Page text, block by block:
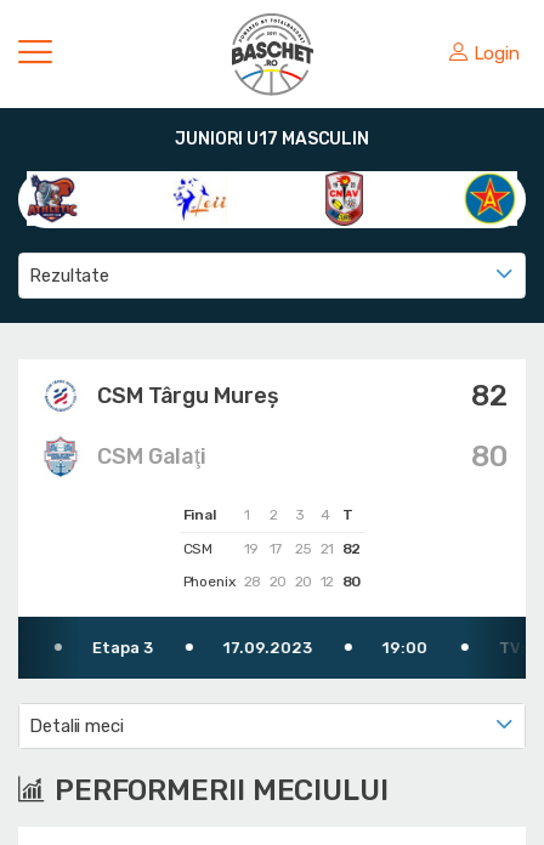
Login
JUNIORI U17 MASCULIN
Rezultate
CSM Târgu Mureș 82
Final 1 2 3 4
T
CSM
19 17 25 21
82
Phoenix 28 20 20 12 80
80
CSM Galaţi
Etapa 3 17.09.2023 19:00 TV: FRB
Detalii meci
PERFORMERII MECIULUI